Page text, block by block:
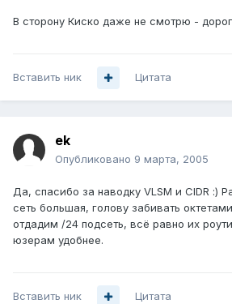
В сторону Киско даже не смотрю -
Вставить ник Цитата
ek
Опубликовано 9 марта, 2005
Да, спасибо за наводку VLSM и CIDR :)
сеть большая, голову забивать
отдадим /24 подсеть, всё равно их
юзерам удобнее.
Вставить ник Цитата